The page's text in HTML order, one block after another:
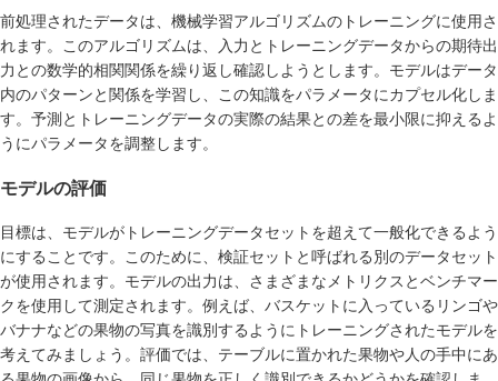
前処理されたデータは、機械学習アルゴリズムのトレーニングに使用さ
れます。このアルゴリズムは、入力とトレーニングデータからの期待出
力との数学的相関関係を繰り返し確認しようとします。モデルはデータ
内のパターンと関係を学習し、この知識をパラメータにカプセル化しま
す。予測とトレーニングデータの実際の結果との差を最小限に抑えるよ
うにパラメータを調整します。
モデルの評価
目標は、モデルがトレーニングデータセットを超えて一般化できるよう
にすることです。このために、検証セットと呼ばれる別のデータセット
が使用されます。モデルの出力は、さまざまなメトリクスとベンチマー
クを使用して測定されます。例えば、バスケットに入っているリンゴや
バナナなどの果物の写真を識別するようにトレーニングされたモデルを
考えてみましょう。評価では、テーブルに置かれた果物や人の手中にあ